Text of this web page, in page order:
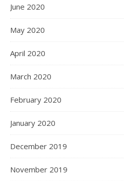
June 2020
May 2020
April 2020
March 2020
February 2020
January 2020
December 2019
November 2019